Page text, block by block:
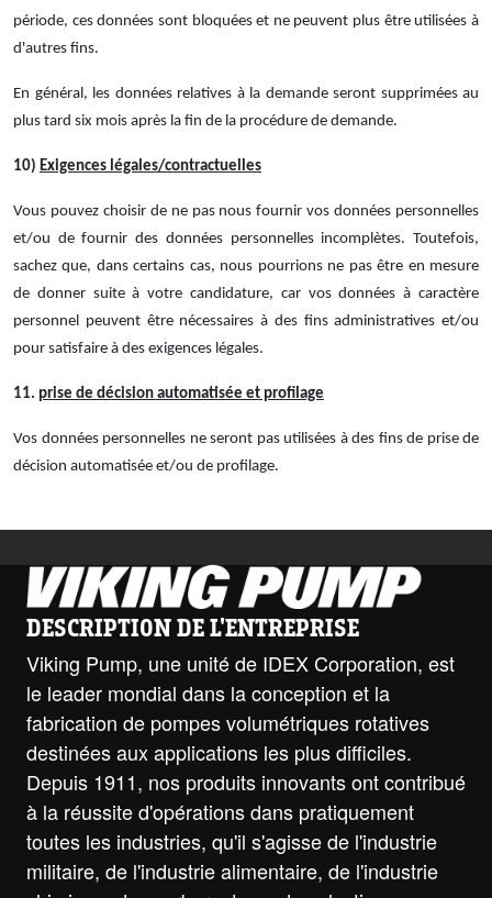
période, ces données sont bloquées et ne peuvent plus être utilisées à
d'autres fins.
En général, les données relatives à la demande seront supprimées au
plus tard six mois après la fin de la procédure de demande.
10) Exigences légales/contractuelles
Vous pouvez choisir de ne pas nous fournir vos données personnelles
et/ou de fournir des données personnelles incomplètes. Toutefois,
sachez que, dans certains cas, nous pourrions ne pas être en mesure
de donner suite à votre candidature, car vos données à caractère
personnel peuvent être nécessaires à des fins administratives et/ou
pour satisfaire à des exigences légales.
11. prise de décision automatisée et profilage
Vos données personnelles ne seront pas utilisées à des fins de prise de
décision automatisée et/ou de profilage.
DESCRIPTION DE L'ENTREPRISE
Viking Pump, une unité de IDEX Corporation, est
le leader mondial dans la conception et la
fabrication de pompes volumétriques rotatives
destinées aux applications les plus difficiles.
Depuis 1911, nos produits innovants ont contribué
à la réussite d'opérations dans pratiquement
toutes les industries, qu'il s'agisse de l'industrie
militaire, de l'industrie alimentaire, de l'industrie